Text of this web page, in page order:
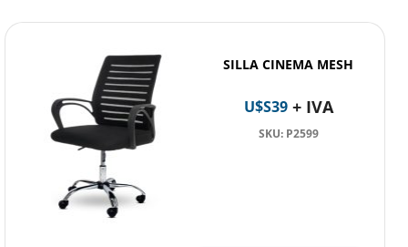
SILLA CINEMA MESH
U$S39+ IVA
SKU: P2599